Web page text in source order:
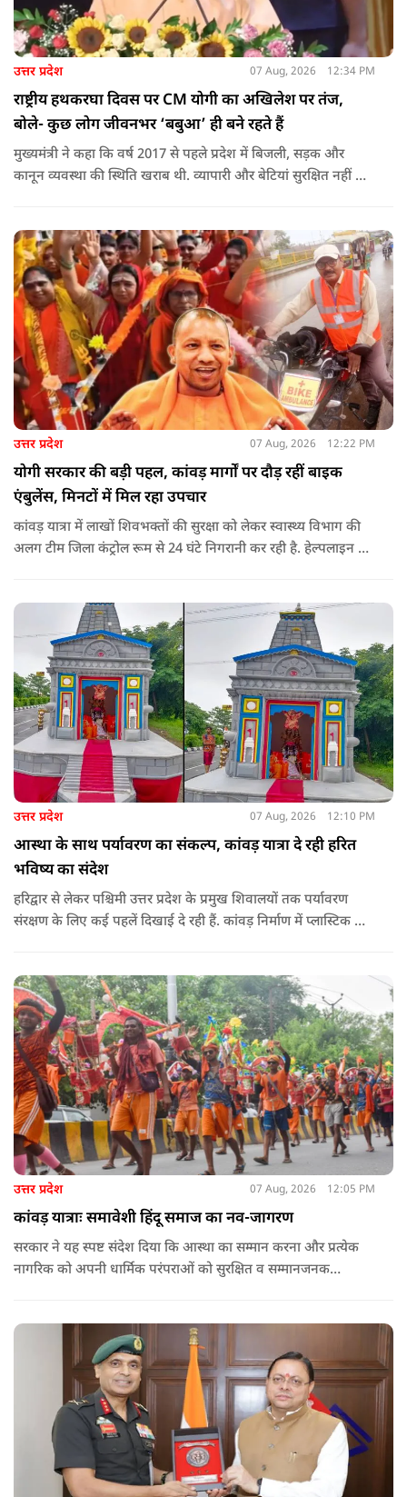
उत्तर प्रदेश 07 Aug, 2026 12:34 PM
राष्ट्रीय हथकरघा दिवस पर CM योगी का अखिलेश पर तंज,
बोले- कुछ लोग जीवनभर ‘बबुआ’ ही बने रहते हैं
मुख्यमंत्री ने कहा कि वर्ष 2017 से पहले प्रदेश में बिजली, सड़क और
कानून व्यवस्था की स्थिति खराब थी. व्यापारी और बेटियां सुरक्षित नहीं थीं.
हस्तशिल्पियों को उठाना पड़ा.
उत्तर प्रदेश 07 Aug, 2026 12:22 PM
योगी सरकार की बड़ी पहल, कांवड़ मार्गों पर दौड़ रहीं बाइक
एंबुलेंस, मिनटों में मिल रहा उपचार
कांवड़ यात्रा में लाखों शिवभक्तों की सुरक्षा को लेकर स्वास्थ्य विभाग की
अलग टीम जिला कंट्रोल रूम से 24 घंटे निगरानी कर रही है. हेल्पलाइन पर
उत्तर प्रदेश 07 Aug, 2026 12:10 PM
आस्था के साथ पर्यावरण का संकल्प, कांवड़ यात्रा दे रही हरित
भविष्य का संदेश
हरिद्वार से लेकर पश्चिमी उत्तर प्रदेश के प्रमुख शिवालयों तक पर्यावरण
संरक्षण के लिए कई पहलें दिखाई दे रही हैं. कांवड़ निर्माण में प्लास्टिक के
पत्तियों का पृथक संग्रह किया जाएगा.
उत्तर प्रदेश 07 Aug, 2026 12:05 PM
कांवड़ यात्राः समावेशी हिंदू समाज का नव-जागरण
सरकार ने यह स्पष्ट संदेश दिया कि आस्था का सम्मान करना और प्रत्येक
नागरिक को अपनी धार्मिक परंपराओं को सुरक्षित व सम्मानजनक
अपने नागरिकों की आस्था को दिया गया बड़ा सम्मान है.